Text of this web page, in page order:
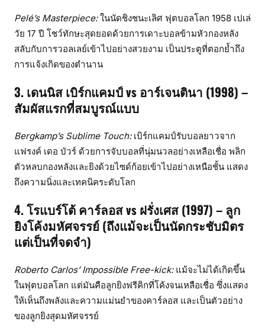
Pelé’s Masterpiece:ในนัดชิงชนะเลิศ ฟุตบอลโลก 1958 เปเล่
วัย 17 ปี โชว์ทักษะสุดยอดด้วยการเดาะบอลข้ามหัวกองหลัง
สลับกับการวอลเลย์เข้าไปอย่างสวยงาม เป็นประตูที่ตอกย้ำถึง
การแจ้งเกิดของตำนาน
3. เดนนิส เบิร์กแคมป์ vs อาร์เจนตินา (1998) –
สัมผัสแรกที่สมบูรณ์แบบ
Bergkamp’s Sublime Touch:เบิร์กแคมป์รับบอลยาวจาก
แฟรงค์ เดอ บัวร์ ด้วยการจับบอลที่นุ่มนวลอย่างเหลือเชื่อ พลิก
ตัวหลบกองหลังและยิงด้วยไซด์ก้อยเข้าไปอย่างเหนือชั้น แสดง
ถึงความนิ่งและเทคนิคระดับโลก
4. โรแบร์โต้ คาร์ลอส vs ฝรั่งเศส (1997) – ลูก
ยิงโค้งมหัศจรรย์ (ถึงแม้จะเป็นนัดกระชับมิตร
แต่เป็นที่จดจำ)
Roberto Carlos’ Impossible Free-kick:แม้จะไม่ได้เกิดขึ้น
ในฟุตบอลโลก แต่มันคือลูกยิงฟรีคิกที่โค้งจนเหลือเชื่อ ซึ่งแสดง
ให้เห็นถึงพลังและความแม่นยำของคาร์ลอส และเป็นตัวอย่าง
ของลูกยิงสุดมหัศจรรย์